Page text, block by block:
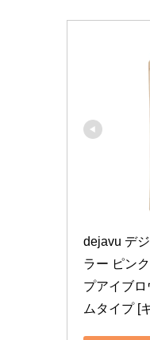
dejavu デ
ラー ピン
プアイブ
ムタイプ [